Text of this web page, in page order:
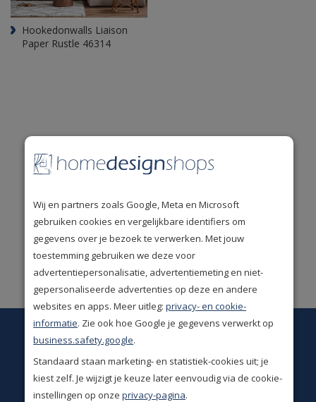
Hookedonwalls Liaison
Paper Rustle 46314
De mooisteA-merken
Uitstekende
klantwaardering(9.1/10)
Ruime keus. Meer dan
50.000 woonproducten!
Op dit moment is onze
klantenservice gesloten.
Wij zijn weer bereikbaar van ma t/m vr 09.00 tot 13.00
uur.
Wij en partners zoals Google, Meta en Microsoft
gebruiken cookies en vergelijkbare identifiers om
gegevens over je bezoek te verwerken. Met jouw
toestemming gebruiken we deze voor
advertentiepersonalisatie, advertentiemeting en niet-
gepersonaliseerde advertenties op deze en andere
websites en apps. Meer uitleg:privacy- en cookie-
informatie. Zie ook hoe Google je gegevens verwerkt op
business.safety.google.
Standaard staan marketing- en statistiek-cookies uit; je
kiest zelf. Je wijzigt je keuze later eenvoudig via de cookie-
instellingen op onzeprivacy-pagina.